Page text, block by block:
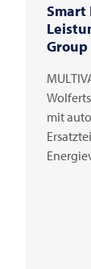
Smart
Group
mit